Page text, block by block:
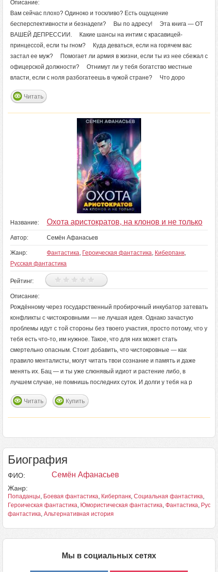
Описание:
Вам сейчас плохо? Одиноко и тоскливо? Есть ощущение
бесперспективности и безнадеги? Вы по адресу! Эта книга — ОТ
ВАШЕЙ ДЕПРЕССИИ. Какие шансы на интим с красавицей-
принцессой, если ты гном? Куда деваться, если на горячем вас
застал ее муж? Помогает ли армия в жизни, если ты из нее сбежал с
офицерской должности? Отнимут ли у тебя богатство местные
власти, если с ноля разбогатеешь в чужой стране? Что доро
Читать
Название: Охота аристократов, на клонов и не только
Автор: Семён Афанасьев
Жанр: Фантастика, Героическая фантастика, Киберпанк,
Русская фантастика
Рейтинг:
Описание:
Рождённому через государственный пробирочный инкубатор затевать
конфликты с чистокровными — не лучшая идея. Однако зачастую
проблемы идут с той стороны без твоего участия, просто потому, что у
тебя есть что-то, им нужное. Такое, что для них может стать
смертельно опасным. Стоит добавить, что чистокровные — как
правило менталисты, могут читать твои сознание и память и даже
менять их. Бац — и ты уже слюнявый идиот и растение либо, в
лучшем случае, не помнишь последних суток. И долги у тебя на р
Читать Купить
Биография
ФИО: Семён Афанасьев
Жанр:
Попаданцы, Боевая фантастика, Киберпанк, Социальная фантастика,
Героическая фантастика, Юмористическая фантастика, Фантастика,
фантастика, Альтернативная история
Мы в социальных сетях